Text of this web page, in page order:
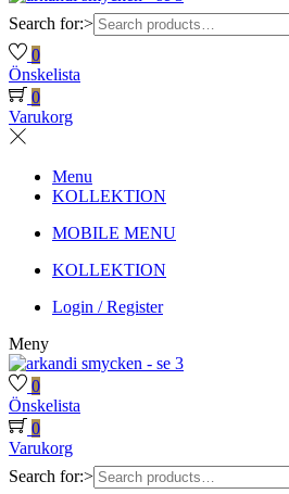
Search for:>
0
Önskelista
0
Varukorg
Menu
KOLLEKTION
MOBILE MENU
KOLLEKTION
Login / Register
Meny
0
Önskelista
0
Varukorg
Search for:>